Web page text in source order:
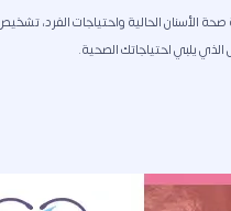
الأسنان الحالية واحتياجات الفرد،
الذي يلبي احتياجاتك الصحية.